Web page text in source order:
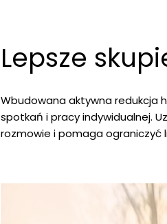
Lepsze
Wbudowana aktywna redukcja
spotkań i pracy indywidualnej.
rozmowie i pomaga ograniczyć